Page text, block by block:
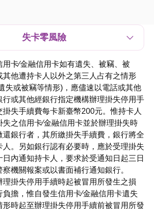
失卡零風險
用卡∕金融信用卡如有遺失、被竊、被
其他遭持卡人以外之第三人占有之情形
失或被竊等情形)，應儘速以電話或其他
行或其他經銀行指定機構辦理掛失停用手
掛失手續費每卡新臺幣200元。惟持卡人
失之信用卡∕金融信用卡並於辦理掛失時
還銀行者，其所繳掛失手續費，銀行將全
人。另如銀行認有必要時，應於受理掛失
日內通知持卡人，要求於受通知日起三日
察機關報案或以書面補行通知銀行。
理掛失停用手續時起被冒用所發生之損
負擔，惟自發生信用卡∕金融信用卡遺失
形時起至辦理掛失停用手續前被冒用所發